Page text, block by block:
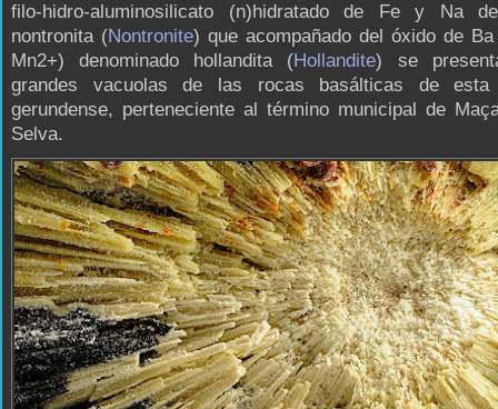
filo-hidro-aluminosilicato (n)hidratado de Fe y Na
nontronita (Nontronite) que acompañado del óxido de
Mn2+) denominado hollandita (Hollandite) se
grandes vacuolas de las rocas basálticas de esta
gerundense, perteneciente al término municipal de
Selva.